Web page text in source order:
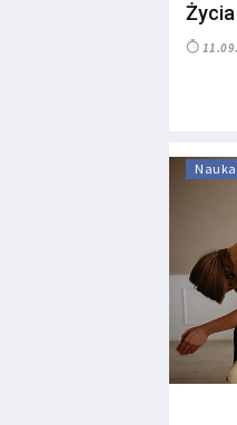
Życia